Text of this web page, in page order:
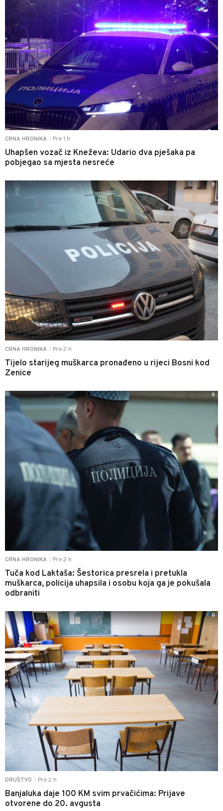
CRNA HRONIKA Pre 1 h
Uhapšen vozač iz Kneževa: Udario dva pješaka pa
pobjegao sa mjesta nesreće
CRNA HRONIKA Pre 2 h
Tijelo starijeg muškarca pronađeno u rijeci Bosni kod
Zenice
0
CRNA HRONIKA Pre 2 h
Tuča kod Laktaša: Šestorica presrela i pretukla
muškarca, policija uhapsila i osobu koja ga je pokušala
odbraniti
0
DRUŠTVO Pre 2 h
Banjaluka daje 100 KM svim prvačićima: Prijave
otvorene do 20. avgusta
0